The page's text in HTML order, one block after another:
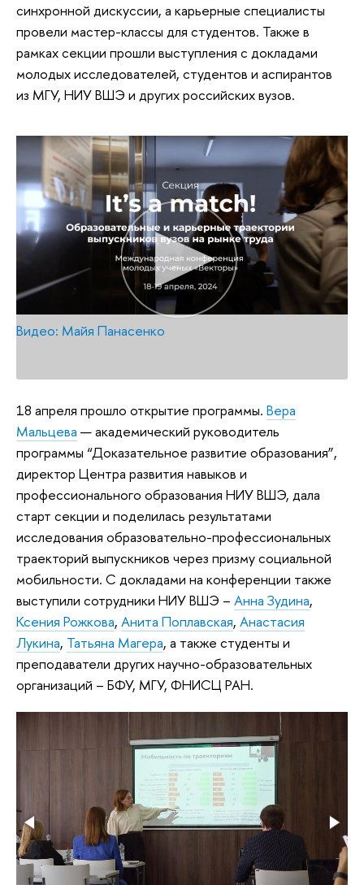
синхронной дискуссии, а карьерные специалисты
провели мастер-классы для студентов. Также в
рамках секции прошли выступления с докладами
молодых исследователей, студентов и аспирантов
из МГУ, НИУ ВШЭ и других российских вузов.
Видео: Майя Панасенко
18 апреля прошло открытие программы. Вера
Мальцева — академический руководитель
программы “Доказательное развитие образования”,
директор Центра развития навыков и
профессионального образования НИУ ВШЭ, дала
старт секции и поделилась результатами
исследования образовательно-профессиональных
траекторий выпускников через призму социальной
мобильности. С докладами на конференции также
выступили сотрудники НИУ ВШЭ – Анна Зудина,
Ксения Рожкова, Анита Поплавская, Анастасия
Лукина, Татьяна Магера, а также студенты и
преподаватели других научно-образовательных
организаций – БФУ, МГУ, ФНИСЦ РАН.